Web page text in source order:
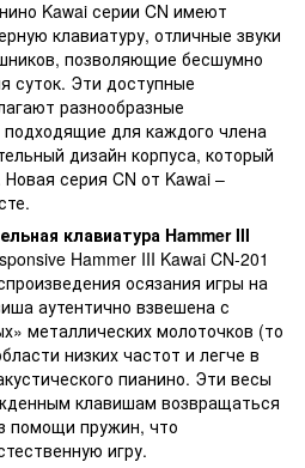
Kawai серии CN имеют
клавиатуру, отличные звуки
позволяющие бесшумно
суток. Эти доступные
разнообразные
для каждого члена
дизайн корпуса, который
серия CN от Kawai –
клавиатура Hammer III
Hammer III Kawai CN-201
осязания игры на
аутентично взвешена с
металлических молоточков (то
низких частот и легче в
пианино. Эти весы
клавишам возвращаться
помощи пружин, что
игру.